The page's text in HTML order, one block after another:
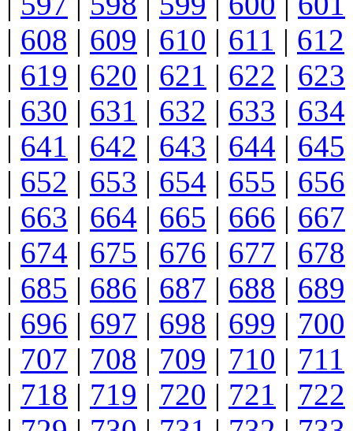
| 608 | 609 | 610 | 611 | 612
| 619 | 620 | 621 | 622 | 623
| 630 | 631 | 632 | 633 | 634
| 641 | 642 | 643 | 644 | 645
| 652 | 653 | 654 | 655 | 656
| 663 | 664 | 665 | 666 | 667
| 674 | 675 | 676 | 677 | 678
| 685 | 686 | 687 | 688 | 689
| 696 | 697 | 698 | 699 | 700
| 707 | 708 | 709 | 710 | 711
| 718 | 719 | 720 | 721 | 722